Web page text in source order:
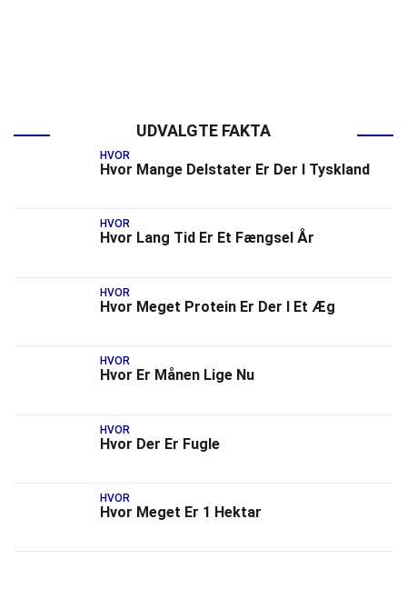
UDVALGTE FAKTA
HVOR
Hvor Mange Delstater Er Der I Tyskland
HVOR
Hvor Lang Tid Er Et Fængsel År
HVOR
Hvor Meget Protein Er Der I Et Æg
HVOR
Hvor Er Månen Lige Nu
HVOR
Hvor Der Er Fugle
HVOR
Hvor Meget Er 1 Hektar